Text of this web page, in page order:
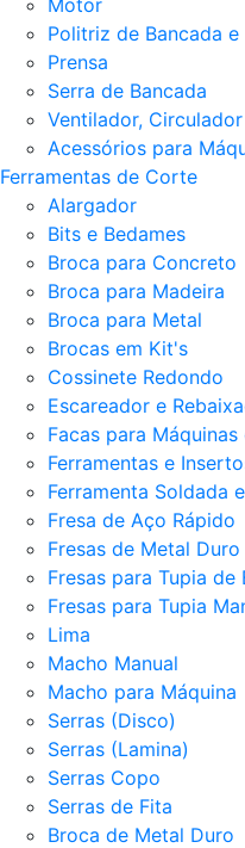
Motor
Politriz de Bancada e
Prensa
Serra de Bancada
Ventilador,
Acessórios para
Ferramentas de Corte
Alargador
Bits e Bedames
Broca para Concreto
Broca para Madeira
Broca para Metal
Brocas em Kit's
Cossinete Redondo
Escareador e
Facas para
Ferramentas e
Ferramenta Soldada
Fresa de Aço Rápido
Fresas de Metal Duro
Fresas para Tupia de
Fresas para Tupia
Lima
Macho Manual
Macho para Máquina
Serras (Disco)
Serras (Lamina)
Serras Copo
Serras de Fita
Broca de Metal Duro